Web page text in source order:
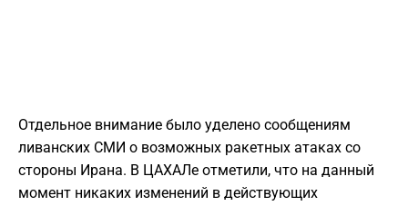
​Отдельное внимание было уделено сообщениям
ливанских СМИ о возможных ракетных атаках со
стороны Ирана. В ЦАХАЛе отметили, что на данный
момент никаких изменений в действующих